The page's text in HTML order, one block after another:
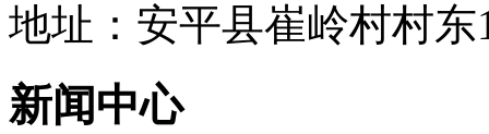
地址：安平县崔岭村村东
新闻中心